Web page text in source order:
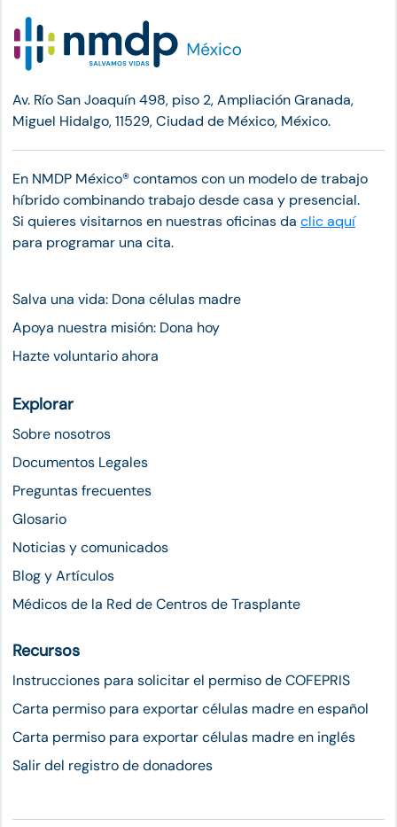
Av. Río San Joaquín 498, piso 2, Ampliación Granada,
Miguel Hidalgo, 11529, Ciudad de México, México.
En NMDP México®︎ contamos con un modelo de trabajo
híbrido combinando trabajo desde casa y presencial.
Si quieres visitarnos en nuestras oficinas da clic aquí
para programar una cita.
Salva una vida: Dona células madre
Apoya nuestra misión: Dona hoy
Hazte voluntario ahora
Explorar
Sobre nosotros
Documentos Legales
Preguntas frecuentes
Glosario
Noticias y comunicados
Blog y Artículos
Médicos de la Red de Centros de Trasplante
Recursos
Instrucciones para solicitar el permiso de COFEPRIS
Carta permiso para exportar células madre en español
Carta permiso para exportar células madre en inglés
Salir del registro de donadores